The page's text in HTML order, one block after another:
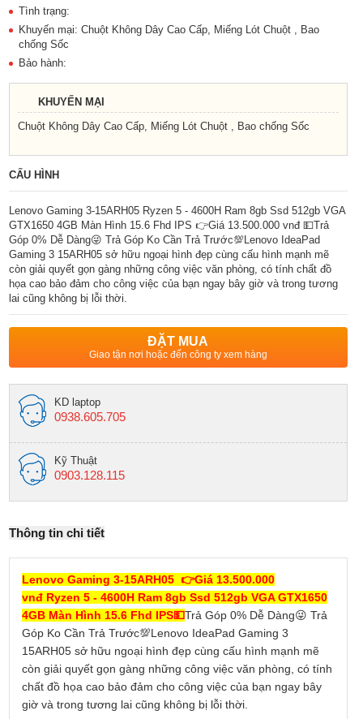
Tình trạng:
Khuyến mại: Chuột Không Dây Cao Cấp, Miếng Lót Chuột , Bao
chống Sốc
Bảo hành:
KHUYẾN MẠI
Chuột Không Dây Cao Cấp, Miếng Lót Chuột , Bao chống Sốc
CẤU HÌNH
Lenovo Gaming 3-15ARH05 Ryzen 5 - 4600H Ram 8gb Ssd 512gb VGA
GTX1650 4GB Màn Hình 15.6 Fhd IPS 👉Giá 13.500.000 vnđ 💵Trả
Góp 0% Dễ Dàng😜 Trả Góp Ko Cần Trả Trước💯Lenovo IdeaPad
Gaming 3 15ARH05 sở hữu ngoại hình đẹp cùng cấu hình mạnh mẽ
còn giải quyết gọn gàng những công việc văn phòng, có tính chất đồ
họa cao bảo đảm cho công việc của bạn ngay bây giờ và trong tương
lai cũng không bị lỗi thời.
ĐẶT MUA
Giao tận nơi hoặc đến công ty xem hàng
KD laptop
0938.605.705
Kỹ Thuật
0903.128.115
Thông tin chi tiết
Lenovo Gaming 3-15ARH05 👉Giá 13.500.000
vnđ Ryzen 5 - 4600H Ram 8gb Ssd 512gb VGA GTX1650
4GB Màn Hình 15.6 Fhd IPS💵Trả Góp 0% Dễ Dàng😜 Trả
Góp Ko Cần Trả Trước💯Lenovo IdeaPad Gaming 3
15ARH05 sở hữu ngoại hình đẹp cùng cấu hình mạnh mẽ
còn giải quyết gọn gàng những công việc văn phòng, có tính
chất đồ họa cao bảo đảm cho công việc của bạn ngay bây
giờ và trong tương lai cũng không bị lỗi thời.